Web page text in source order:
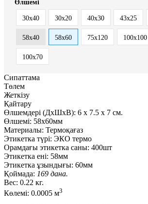
Өлшемі
30x40 30х20 40x30 43х25
58х40 58х60 75х120 100х100
100х70
Сипаттама
Төлем
Жеткізу
Қайтару
Өлшемдері (ДxШxВ): 6 x 7.5 x 7 см.
Өлшемі: 58х60мм
Материалы: Термоқағаз
Этикетка түрі: ЭКО термо
Орамдағы этикетка саны: 400шт
Этикетка ені: 58мм
Этикетка ұзындығы: 60мм
Қоймада: 169 дана.
Вес: 0.22 кг.
Көлемі: 0.0005 м3